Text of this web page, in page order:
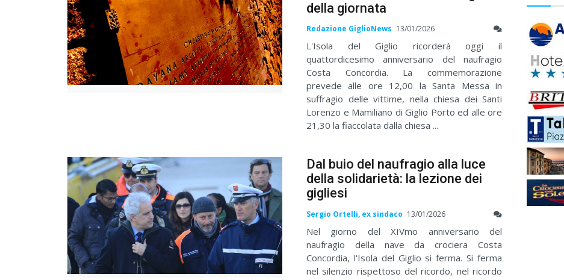
della giornata
Redazione GiglioNews 13/01/2026
L'Isola del Giglio ricorderà oggi il
quattordicesimo anniversario del naufragio
Costa Concordia. La commemorazione
prevede alle ore 12,00 la Santa Messa in
suffragio delle vittime, nella chiesa dei Santi
Lorenzo e Mamiliano di Giglio Porto ed alle ore
21,30 la fiaccolata dalla chiesa ...
Dal buio del naufragio alla luce
della solidarietà: la lezione dei
gigliesi
Sergio Ortelli, ex sindaco 13/01/2026
Nel giorno del XIVmo anniversario del
naufragio della nave da crociera Costa
Concordia, l'Isola del Giglio si ferma. Si ferma
nel silenzio rispettoso del ricordo, nel ricordo